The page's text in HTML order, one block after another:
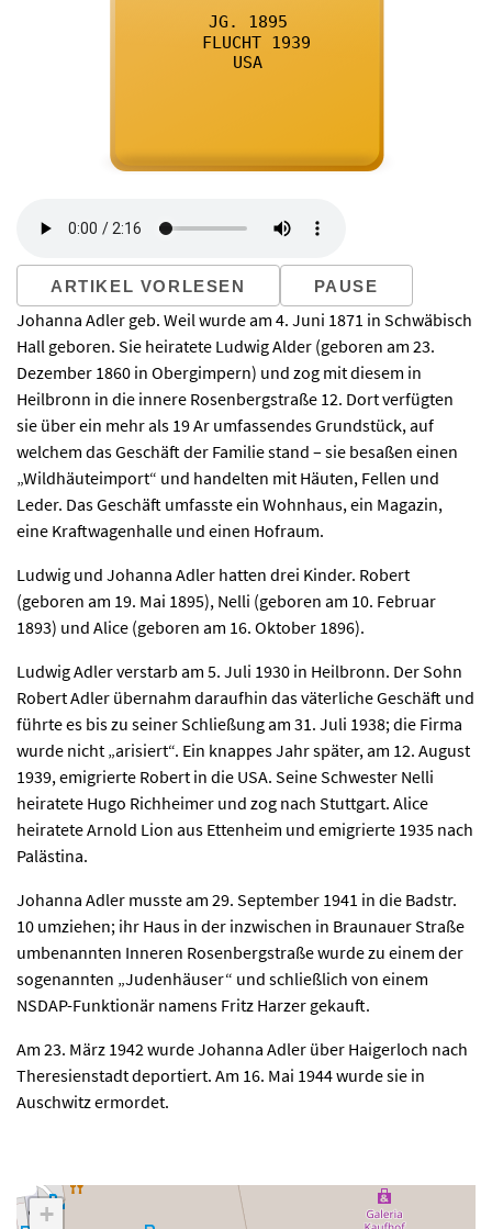
JG. 1895
FLUCHT 1939
USA
ARTIKEL VORLESEN PAUSE
Johanna Adler geb. Weil wurde am 4. Juni 1871 in Schwäbisch
Hall geboren. Sie heiratete Ludwig Alder (geboren am 23.
Dezember 1860 in Obergimpern) und zog mit diesem in
Heilbronn in die innere Rosenbergstraße 12. Dort verfügten
sie über ein mehr als 19 Ar umfassendes Grundstück, auf
welchem das Geschäft der Familie stand – sie besaßen einen
„Wildhäuteimport“ und handelten mit Häuten, Fellen und
Leder. Das Geschäft umfasste ein Wohnhaus, ein Magazin,
eine Kraftwagenhalle und einen Hofraum.
Ludwig und Johanna Adler hatten drei Kinder. Robert
(geboren am 19. Mai 1895), Nelli (geboren am 10. Februar
1893) und Alice (geboren am 16. Oktober 1896).
Ludwig Adler verstarb am 5. Juli 1930 in Heilbronn. Der Sohn
Robert Adler übernahm daraufhin das väterliche Geschäft und
führte es bis zu seiner Schließung am 31. Juli 1938; die Firma
wurde nicht „arisiert“. Ein knappes Jahr später, am 12. August
1939, emigrierte Robert in die USA. Seine Schwester Nelli
heiratete Hugo Richheimer und zog nach Stuttgart. Alice
heiratete Arnold Lion aus Ettenheim und emigrierte 1935 nach
Palästina.
Johanna Adler musste am 29. September 1941 in die Badstr.
10 umziehen; ihr Haus in der inzwischen in Braunauer Straße
umbenannten Inneren Rosenbergstraße wurde zu einem der
sogenannten „Judenhäuser“ und schließlich von einem
NSDAP-Funktionär namens Fritz Harzer gekauft.
Am 23. März 1942 wurde Johanna Adler über Haigerloch nach
Theresienstadt deportiert. Am 16. Mai 1944 wurde sie in
Auschwitz ermordet.
+